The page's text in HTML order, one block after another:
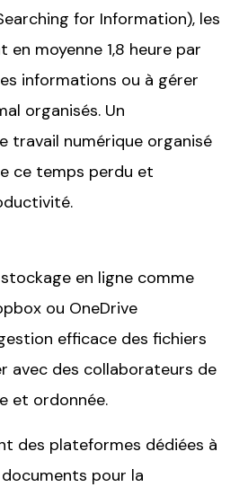
for Information), les
en moyenne 1,8 heure par
informations ou à gérer
organisés. Un
travail numérique organisé
ce temps perdu et
en ligne comme
ou OneDrive
efficace des fichiers
avec des collaborateurs de
et ordonnée.
des plateformes dédiées à
pour la